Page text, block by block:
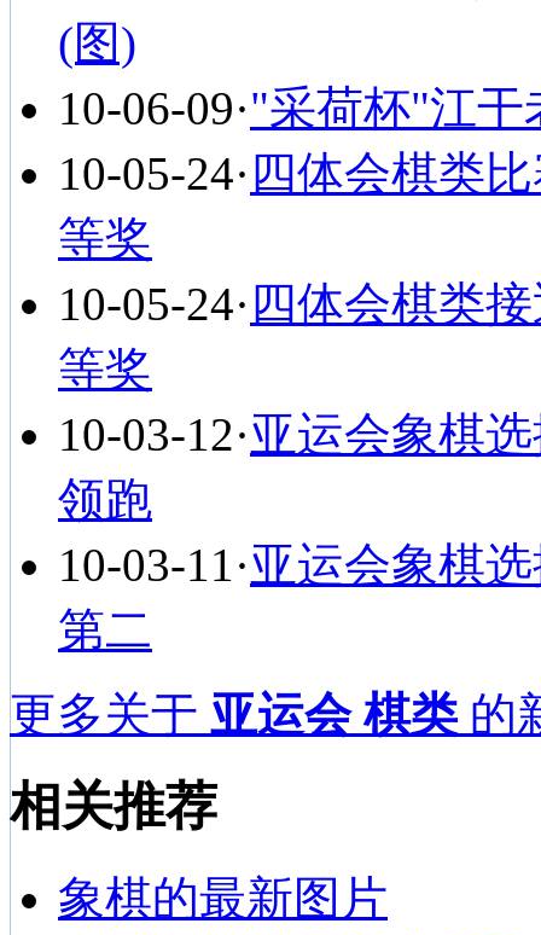
(图)
10-06-09·"采荷杯"江干
10-05-24· 四体会棋类
等奖
10-05-24· 四体会棋类
等奖
10-03-12·亚运会象棋
领跑
10-03-11·亚运会象棋
第二
更多关于 亚运会 棋类的
相关推荐
象棋的最新图片